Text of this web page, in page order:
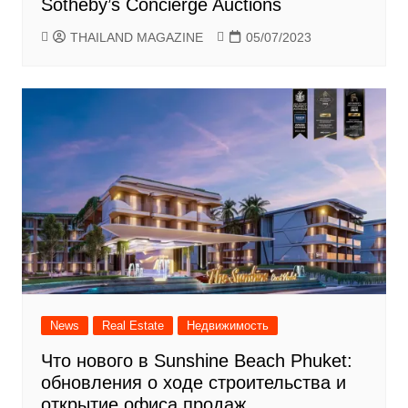
Sotheby’s Concierge Auctions
THAILAND MAGAZINE 05/07/2023
News Real Estate Недвижимость
Что нового в Sunshine Beach Phuket:
обновления о ходе строительства и